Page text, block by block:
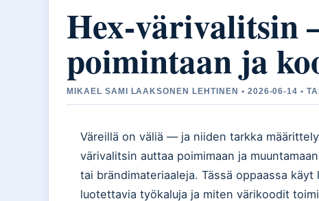
Hex-värivalitsin
poimintaan ja
MIKAEL SAMI LAAKSONEN LEHTINEN • 2026-06-14 •
Väreillä on väliä — ja niiden tarkka
värivalitsin auttaa poimimaan ja
tai brändimateriaaleja. Tässä oppaassa
luotettavia työkaluja ja miten värikoodit